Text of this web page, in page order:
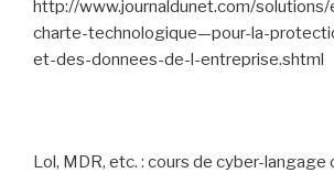
http://www.journaldunet.com/
charte-technologique—pour-la-
et-des-donnees-de-l-entreprise.shtml
Lol, MDR, etc. : cours de cyber-langage